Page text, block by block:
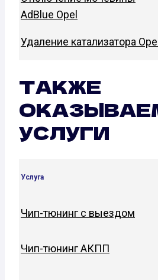
AdBlue Opel
Удаление катализатора
ТАКЖЕ
УСЛУГИ
Услуга
Чип-тюнинг с выездом
Чип-тюнинг АКПП